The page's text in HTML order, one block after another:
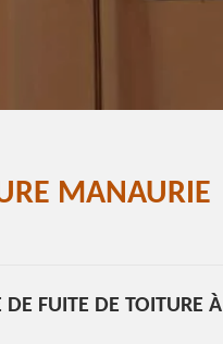
MANAURIE
DE FUITE DE TOITURE À